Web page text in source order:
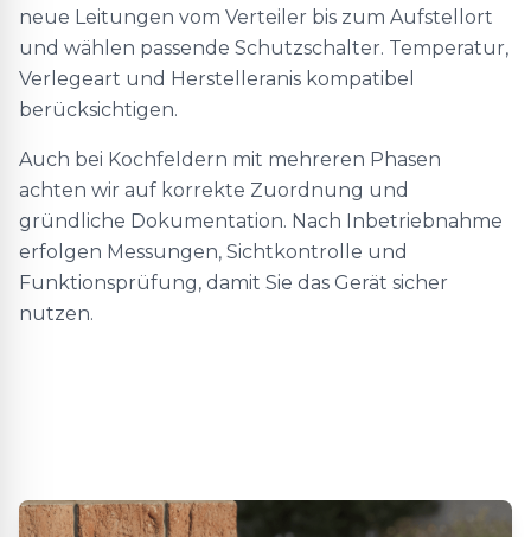
neue Leitungen vom Verteiler bis zum Aufstellort
und wählen passende Schutzschalter. Temperatur,
Verlegeart und Herstelleranis kompatibel
berücksichtigen.
Auch bei Kochfeldern mit mehreren Phasen
achten wir auf korrekte Zuordnung und
gründliche Dokumentation. Nach Inbetriebnahme
erfolgen Messungen, Sichtkontrolle und
Funktionsprüfung, damit Sie das Gerät sicher
nutzen.